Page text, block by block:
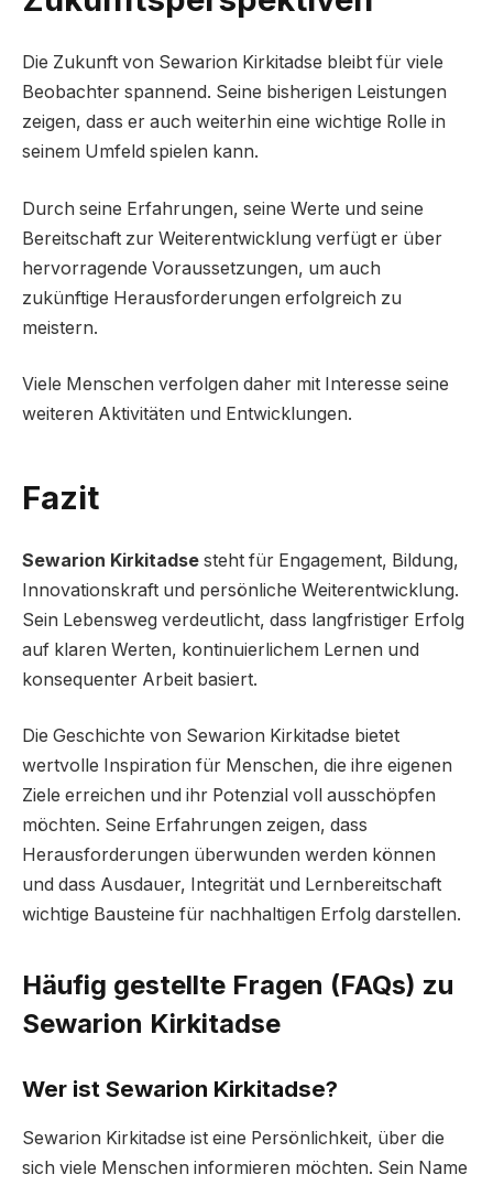
Die Zukunft von Sewarion Kirkitadse bleibt für viele
Beobachter spannend. Seine bisherigen Leistungen
zeigen, dass er auch weiterhin eine wichtige Rolle in
seinem Umfeld spielen kann.
Durch seine Erfahrungen, seine Werte und seine
Bereitschaft zur Weiterentwicklung verfügt er über
hervorragende Voraussetzungen, um auch
zukünftige Herausforderungen erfolgreich zu
meistern.
Viele Menschen verfolgen daher mit Interesse seine
weiteren Aktivitäten und Entwicklungen.
Fazit
Sewarion Kirkitadse steht für Engagement, Bildung,
Innovationskraft und persönliche Weiterentwicklung.
Sein Lebensweg verdeutlicht, dass langfristiger Erfolg
auf klaren Werten, kontinuierlichem Lernen und
konsequenter Arbeit basiert.
Die Geschichte von Sewarion Kirkitadse bietet
wertvolle Inspiration für Menschen, die ihre eigenen
Ziele erreichen und ihr Potenzial voll ausschöpfen
möchten. Seine Erfahrungen zeigen, dass
Herausforderungen überwunden werden können
und dass Ausdauer, Integrität und Lernbereitschaft
wichtige Bausteine für nachhaltigen Erfolg darstellen.
Häufig gestellte Fragen (FAQs) zu
Sewarion Kirkitadse
Wer ist Sewarion Kirkitadse?
Sewarion Kirkitadse ist eine Persönlichkeit, über die
sich viele Menschen informieren möchten. Sein Name